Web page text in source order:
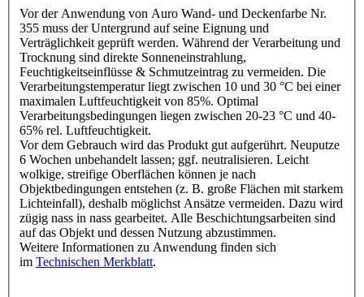
Vor der Anwendung von Auro Wand- und Deckenfarbe Nr.
355 muss der Untergrund auf seine Eignung und
Verträglichkeit geprüft werden. Während der Verarbeitung und
Trocknung sind direkte Sonneneinstrahlung,
Feuchtigkeitseinflüsse & Schmutzeintrag zu vermeiden. Die
Verarbeitungstemperatur liegt zwischen 10 und 30 °C bei einer
maximalen Luftfeuchtigkeit von 85%. Optimal
Verarbeitungsbedingungen liegen zwischen 20-23 °C und 40-
65% rel. Luftfeuchtigkeit.
Vor dem Gebrauch wird das Produkt gut aufgerührt. Neuputze
6 Wochen unbehandelt lassen; ggf. neutralisieren. Leicht
wolkige, streifige Oberflächen können je nach
Objektbedingungen entstehen (z. B. große Flächen mit starkem
Lichteinfall), deshalb möglichst Ansätze vermeiden. Dazu wird
zügig nass in nass gearbeitet. Alle Beschichtungsarbeiten sind
auf das Objekt und dessen Nutzung abzustimmen.
Weitere Informationen zu Anwendung finden sich
im Technischen Merkblatt.